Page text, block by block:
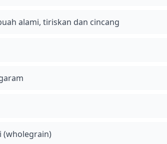
alami, tiriskan dan cincang
(wholegrain)